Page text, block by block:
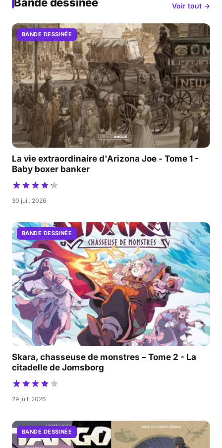
Bande dessinée Voir tout →
BANDE DESSINÉE
La vie extraordinaire d'Arizona Joe - Tome 1 -
Baby boxer banker
30 juil. 2026
BANDE DESSINÉE
Skara, chasseuse de monstres – Tome 2 - La
citadelle de Jomsborg
29 juil. 2026
BANDE DESSINÉE